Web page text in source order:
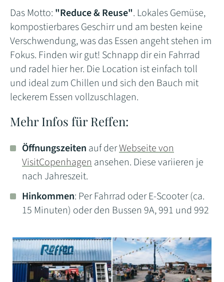
Das Motto: "Reduce & Reuse". Lokales Gemüse,
kompostierbares Geschirr und am besten keine
Verschwendung, was das Essen angeht stehen im
Fokus. Finden wir gut! Schnapp dir ein Fahrrad
und radel hier her. Die Location ist einfach toll
und ideal zum Chillen und sich den Bauch mit
leckerem Essen vollzuschlagen.
Mehr Infos für Reffen:
Öffnungszeiten auf derWebseite von
VisitCopenhagenansehen. Diese variieren je
nach Jahreszeit.
Hinkommen: Per Fahrrad oder E-Scooter (ca.
15 Minuten) oder den Bussen 9A, 991 und 992